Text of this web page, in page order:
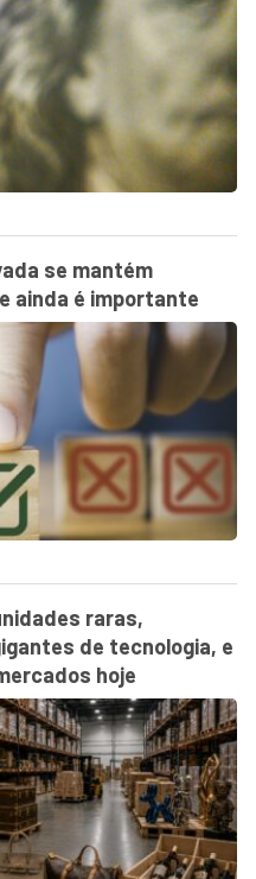
se mantém
ainda é importante
raras,
de tecnologia, e
hoje